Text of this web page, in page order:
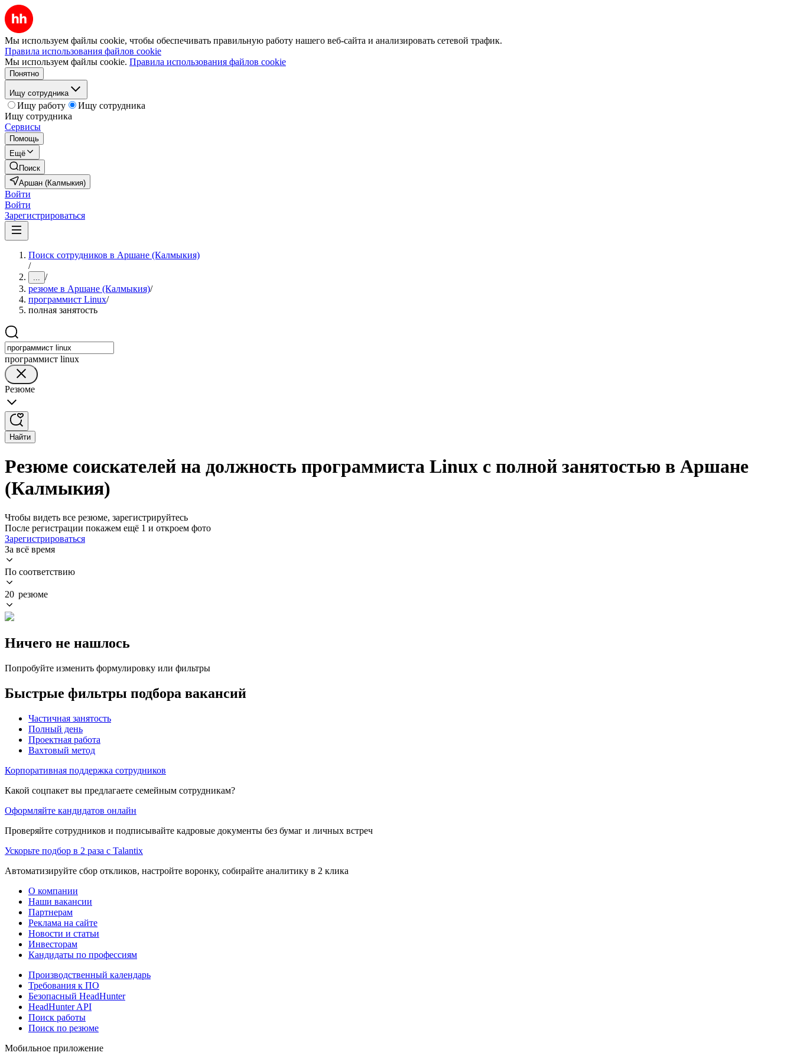
Мы используем файлы cookie, чтобы обеспечивать правильную работу нашего веб-сайта и анализировать сетевой трафик.
Правила использования файлов cookie
Мы используем файлы cookie. Правила использования файлов cookie
Понятно
Ищу сотрудника
Ищу работу
Ищу сотрудника
Ищу сотрудника
Сервисы
Помощь
Ещё
Поиск
Аршан (Калмыкия)
Войти
Войти
Зарегистрироваться
Поиск сотрудников в Аршане (Калмыкия)
/
... /
резюме в Аршане (Калмыкия)/
программист Linux/
полная занятость
программист linux
Резюме
Найти
Резюме соискателей на должность программиста Linux с полной занятостью в Аршане
(Калмыкия)
Чтобы видеть все резюме, зарегистрируйтесь
После регистрации покажем ещё 1 и откроем фото
Зарегистрироваться
За всё время
По соответствию
20 резюме
Ничего не нашлось
Попробуйте изменить формулировку или фильтры
Быстрые фильтры подбора вакансий
Частичная занятость
Полный день
Проектная работа
Вахтовый метод
Корпоративная поддержка сотрудников
Какой соцпакет вы предлагаете семейным сотрудникам?
Оформляйте кандидатов онлайн
Проверяйте сотрудников и подписывайте кадровые документы без бумаг и личных встреч
Ускорьте подбор в 2 раза с Talantix
Автоматизируйте сбор откликов, настройте воронку, собирайте аналитику в 2 клика
О компании
Наши вакансии
Партнерам
Реклама на сайте
Новости и статьи
Инвесторам
Кандидаты по профессиям
Производственный календарь
Требования к ПО
Безопасный HeadHunter
HeadHunter API
Поиск работы
Поиск по резюме
Мобильное приложение